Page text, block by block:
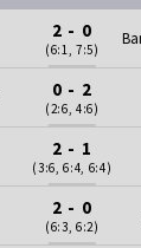
2 - 0
(6:1, 7:5)
0 - 2
(2:6, 4:6)
2 - 1
(3:6, 6:4, 6:4)
2 - 0
(6:3, 6:2)